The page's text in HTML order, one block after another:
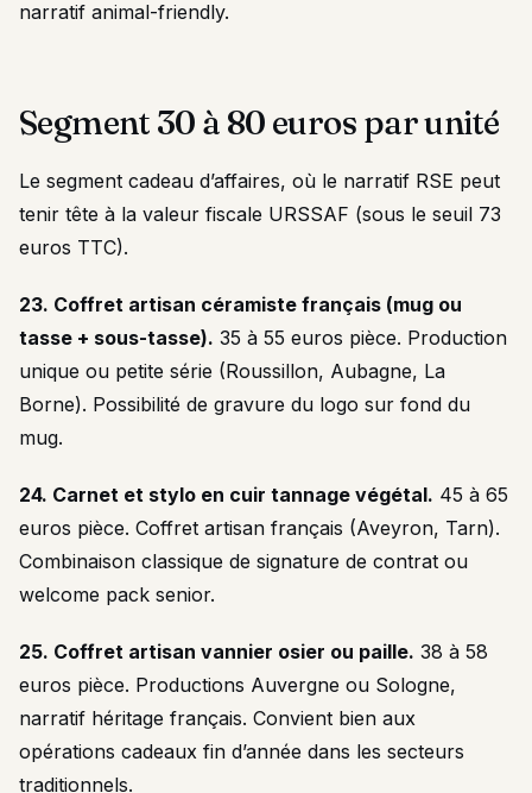
narratif animal-friendly.
Segment 30 à 80 euros par unité
Le segment cadeau d’affaires, où le narratif RSE peut
tenir tête à la valeur fiscale URSSAF (sous le seuil 73
euros TTC).
23. Coffret artisan céramiste français (mug ou
tasse + sous-tasse). 35 à 55 euros pièce. Production
unique ou petite série (Roussillon, Aubagne, La
Borne). Possibilité de gravure du logo sur fond du
mug.
24. Carnet et stylo en cuir tannage végétal. 45 à 65
euros pièce. Coffret artisan français (Aveyron, Tarn).
Combinaison classique de signature de contrat ou
welcome pack senior.
25. Coffret artisan vannier osier ou paille. 38 à 58
euros pièce. Productions Auvergne ou Sologne,
narratif héritage français. Convient bien aux
opérations cadeaux fin d’année dans les secteurs
traditionnels.